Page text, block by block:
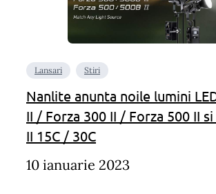
Lansari Stiri
Nanlite anunta noile lumini
II / Forza 300 II / Forza 500 II
II 15C / 30C
10 ianuarie 2023